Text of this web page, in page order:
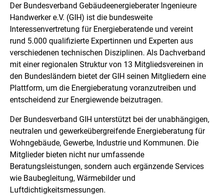
Der Bundesverband Gebäudeenergieberater Ingenieure
Handwerker e.V. (GIH) ist die bundesweite
Interessenvertretung für Energieberatende und vereint
rund 5.000 qualifizierte Expertinnen und Experten aus
verschiedenen technischen Disziplinen. Als Dachverband
mit einer regionalen Struktur von 13 Mitgliedsvereinen in
den Bundesländern bietet der GIH seinen Mitgliedern eine
Plattform, um die Energieberatung voranzutreiben und
entscheidend zur Energiewende beizutragen.
Der Bundesverband GIH unterstützt bei der unabhängigen,
neutralen und gewerkeübergreifende Energieberatung für
Wohngebäude, Gewerbe, Industrie und Kommunen. Die
Mitglieder bieten nicht nur umfassende
Beratungsleistungen, sondern auch ergänzende Services
wie Baubegleitung, Wärmebilder und
Luftdichtigkeitsmessungen.